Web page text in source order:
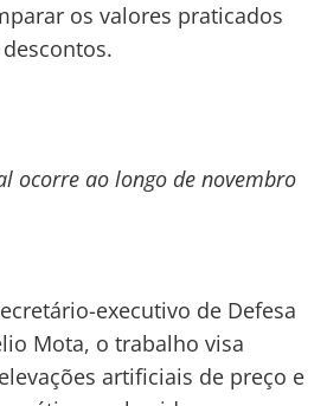
os valores praticados
ocorre ao longo de novembro
executivo de Defesa
Mota, o trabalho visa
artificiais de preço e